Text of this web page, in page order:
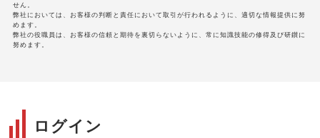
せん。
弊社においては、お客様の判断と責任において取引が行われるように、適切な情報提供に努
めます。
弊社の役職員は、お客様の信頼と期待を裏切らないように、常に知識技能の修得及び研鑚に
努めます。
ログイン